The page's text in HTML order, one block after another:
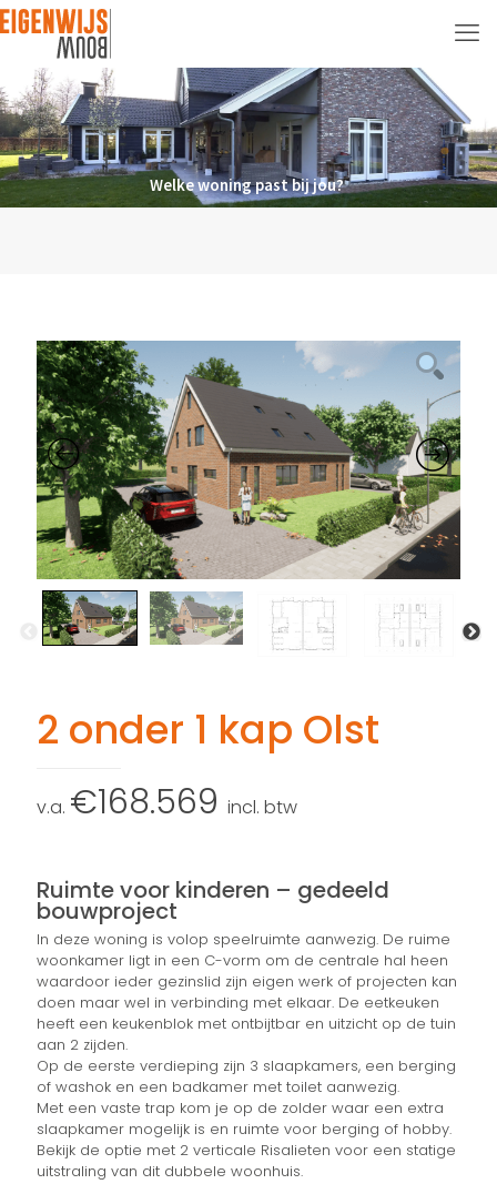
Welke woning past bij jou?
2 onder 1 kap Olst
€168.569 incl. btw
Ruimte voor kinderen – gedeeld
bouwproject
In deze woning is volop speelruimte aanwezig. De ruime
woonkamer ligt in een C-vorm om de centrale hal heen
waardoor ieder gezinslid zijn eigen werk of projecten kan
doen maar wel in verbinding met elkaar. De eetkeuken
heeft een keukenblok met ontbijtbar en uitzicht op de tuin
aan 2 zijden.
Op de eerste verdieping zijn 3 slaapkamers, een berging
of washok en een badkamer met toilet aanwezig.
Met een vaste trap kom je op de zolder waar een extra
slaapkamer mogelijk is en ruimte voor berging of hobby.
Bekijk de optie met 2 verticale Risalieten voor een statige
uitstraling van dit dubbele woonhuis.